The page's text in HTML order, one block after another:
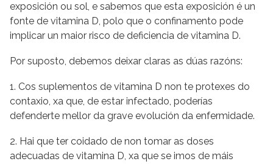
exposición ou sol, e sabemos que esta exposición é un
fonte de vitamina D, polo que o confinamento pode
implicar un maior risco de deficiencia de vitamina D.
Por suposto, debemos deixar claras as dúas razóns:
1. Cos suplementos de vitamina D non te protexes do
contaxio, xa que, de estar infectado, poderías
defenderte mellor da grave evolución da enfermidade.
2. Hai que ter coidado de non tomar as doses
adecuadas de vitamina D, xa que se imos de máis